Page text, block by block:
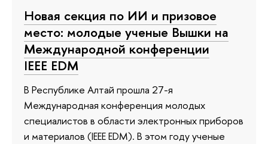
Новая секция по ИИ и призовое
место: молодые ученые Вышки на
Международной конференции
IEEE EDM
В Республике Алтай прошла 27-я
Международная конференция молодых
специалистов в области электронных приборов
и материалов (IEEE EDM). В этом году ученые